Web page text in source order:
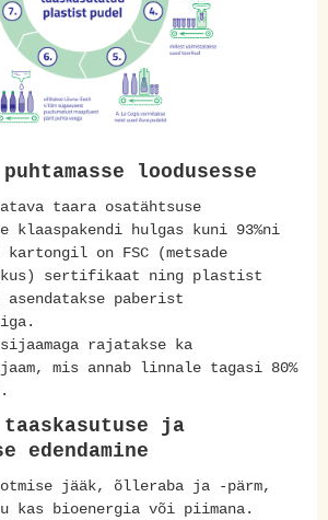
loodusesse
taara osatähtsuse
klaaspakendi hulgas kuni 93%ni
kartongil on FSC (metsade
sertifikaat ning plastist
paberist
rajatakse ka
mis annab linnale tagasi 80%
ja
edendamine
jääk, õlleraba ja -pärm,
kas bioenergia või piimana.